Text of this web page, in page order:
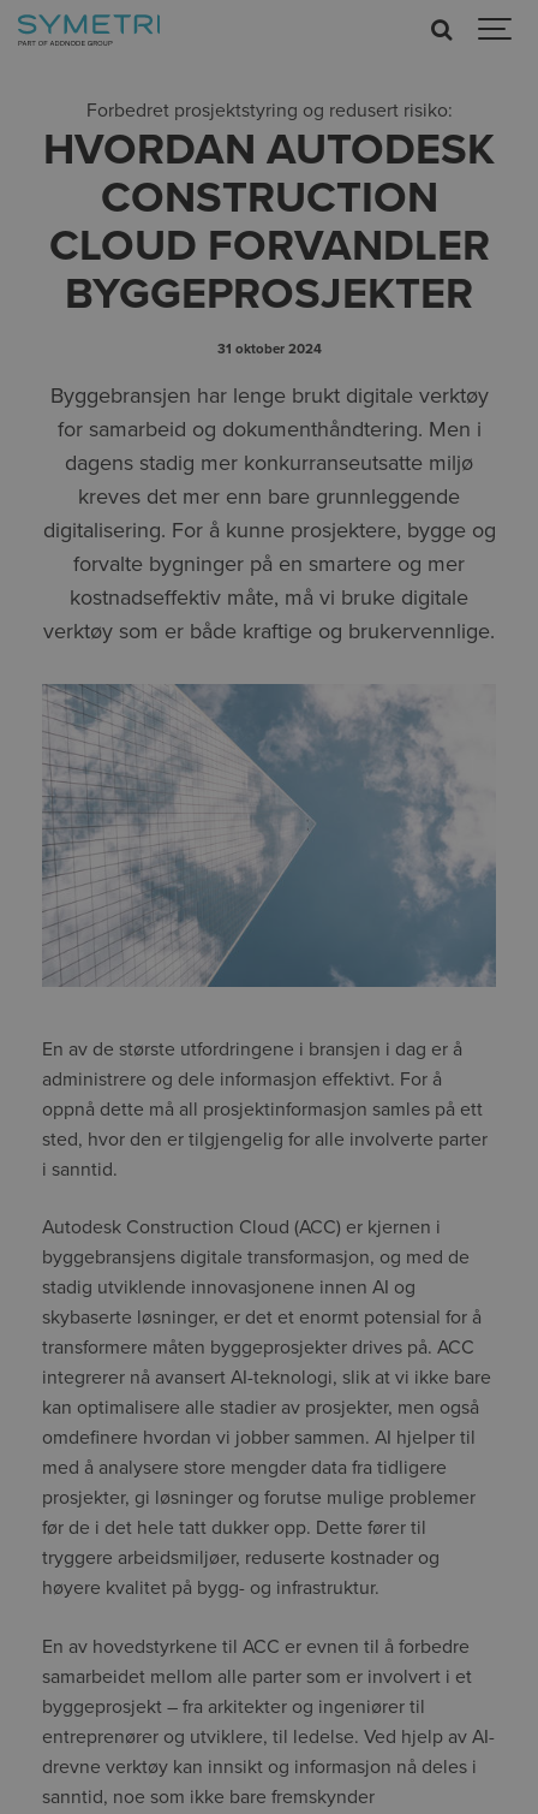
Forbedret prosjektstyring og redusert risiko:
HVORDAN AUTODESK
CONSTRUCTION
CLOUD FORVANDLER
BYGGEPROSJEKTER
31 oktober 2024
Byggebransjen har lenge brukt digitale verktøy
for samarbeid og dokumenthåndtering. Men i
dagens stadig mer konkurranseutsatte miljø
kreves det mer enn bare grunnleggende
digitalisering. For å kunne prosjektere, bygge og
forvalte bygninger på en smartere og mer
kostnadseffektiv måte, må vi bruke digitale
verktøy som er både kraftige og brukervennlige.
En av de største utfordringene i bransjen i dag er å
administrere og dele informasjon effektivt. For å
oppnå dette må all prosjektinformasjon samles på ett
sted, hvor den er tilgjengelig for alle involverte parter
i sanntid.
Autodesk Construction Cloud (ACC) er kjernen i
byggebransjens digitale transformasjon, og med de
stadig utviklende innovasjonene innen AI og
skybaserte løsninger, er det et enormt potensial for å
transformere måten byggeprosjekter drives på. ACC
integrerer nå avansert AI-teknologi, slik at vi ikke bare
kan optimalisere alle stadier av prosjekter, men også
omdefinere hvordan vi jobber sammen. AI hjelper til
med å analysere store mengder data fra tidligere
prosjekter, gi løsninger og forutse mulige problemer
før de i det hele tatt dukker opp. Dette fører til
tryggere arbeidsmiljøer, reduserte kostnader og
høyere kvalitet på bygg- og infrastruktur.
En av hovedstyrkene til ACC er evnen til å forbedre
samarbeidet mellom alle parter som er involvert i et
byggeprosjekt – fra arkitekter og ingeniører til
entreprenører og utviklere, til ledelse. Ved hjelp av AI-
drevne verktøy kan innsikt og informasjon nå deles i
sanntid, noe som ikke bare fremskynder